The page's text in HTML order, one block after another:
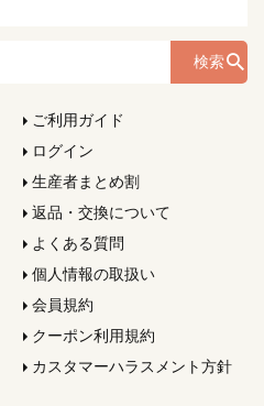
検索
ご利用ガイド
ログイン
生産者まとめ割
返品・交換について
よくある質問
個人情報の取扱い
会員規約
クーポン利用規約
カスタマーハラスメント方針